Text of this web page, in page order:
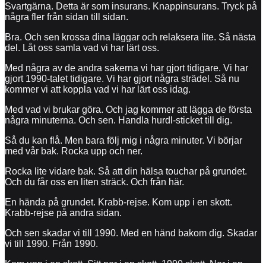
Svartgärna. Detta är som insurans. Knappinsurans. Tryck på
några fler från sidan till sidan.
Bra. Och sen krossa dina läggar och relaksera lite. Så nästa
del. Låt oss samla vad vi har lärt oss.
Med några av de andra sakerna vi har gjort tidigare. Vi har
gjort 1990-talet tidigare. Vi har gjort några strädel. Så nu
kommer vi att koppla vad vi har lärt oss idag.
Med vad vi brukar göra. Och jag kommer att lägga de första
några minuterna. Och sen. Handla hurdl-sticket till dig.
Så du kan flå. Men bara följ mig i några minuter. Vi börjar
med vår bak. Rocka upp och ner.
Rocka lite vidare bak. Så att din hälsa touchar på grundet.
Och du får oss en liten sträck. Och från här.
En hända på grundet. Krabb-rejse. Kom upp i en skott.
Krabb-rejse på andra sidan.
Och sen skadar vi till 1990. Med en händ bakom dig. Skadar
vi till 1990. Från 1990.